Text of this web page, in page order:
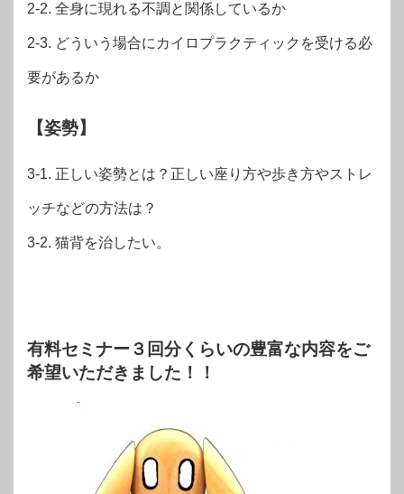
2-2. 全身に現れる不調と関係しているか
2-3. どういう場合にカイロプラクティックを受ける必
要があるか
【姿勢】
3-1. 正しい姿勢とは？正しい座り方や歩き方やストレ
ッチなどの方法は？
3-2. 猫背を治したい。
有料セミナー３回分くらいの豊富な内容をご
希望いただきました！！